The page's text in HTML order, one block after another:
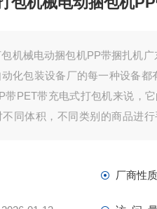
机械电动捆包机PP带捆扎机
化包装设备厂的每一种设备都
带PET带充电式打包机来说，
同体积，不同类别的商品进
厂商性质